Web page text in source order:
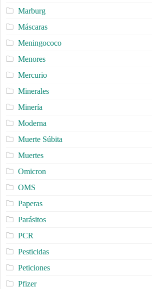
Marburg
Máscaras
Meningococo
Menores
Mercurio
Minerales
Minería
Moderna
Muerte Súbita
Muertes
Omicron
OMS
Paperas
Parásitos
PCR
Pesticidas
Peticiones
Pfizer